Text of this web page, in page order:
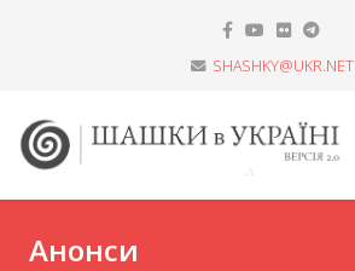
SHASHKY@UKR.NET
Анонси